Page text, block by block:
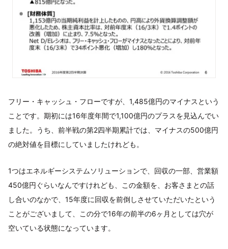
フリー・キャッシュ・フローですが、1,485億円のマイナスという
ことです。期初には16年度年間で1,100億円のプラスを見込んでい
ました。うち、前半戦の第2四半期累計では、マイナスの500億円
の絶対値を目標にしていましたけれども。
1つはエネルギーシステムソリューションで、回収の一部、営業額
450億円ぐらいなんですけれども、この金額を、お客さまとの話
し合いのなかで、15年度に回収を前倒しさせていただいたという
ことがございまして、この分で16年の前半の6ヶ月としては穴が
空いている状態になっています。